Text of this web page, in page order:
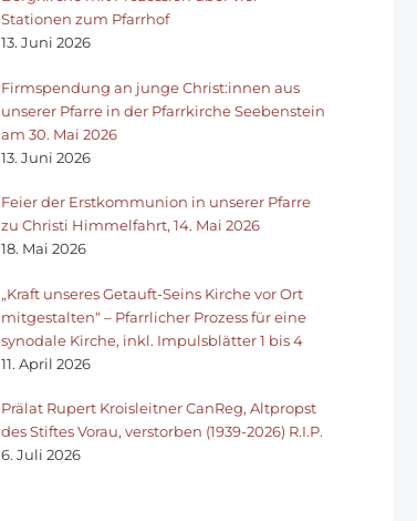
Stationen zum Pfarrhof
13. Juni 2026
Firmspendung an junge Christ:innen aus
unserer Pfarre in der Pfarrkirche Seebenstein
am 30. Mai 2026
13. Juni 2026
Feier der Erstkommunion in unserer Pfarre
zu Christi Himmelfahrt, 14. Mai 2026
18. Mai 2026
„Kraft unseres Getauft-Seins Kirche vor Ort
mitgestalten“ – Pfarrlicher Prozess für eine
synodale Kirche, inkl. Impulsblätter 1 bis 4
11. April 2026
Prälat Rupert Kroisleitner CanReg, Altpropst
des Stiftes Vorau, verstorben (1939-2026) R.I.P.
6. Juli 2026